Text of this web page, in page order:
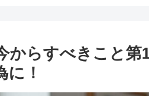
からすべきこと第
！